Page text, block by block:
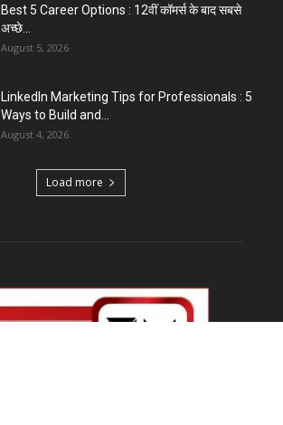
Best 5 Career Options : 12वीं कॉमर्स के बाद सबसे
अच्छे...
August 5, 2026
LinkedIn Marketing Tips for Professionals : 5
Ways to Build and...
August 4, 2026
Load more